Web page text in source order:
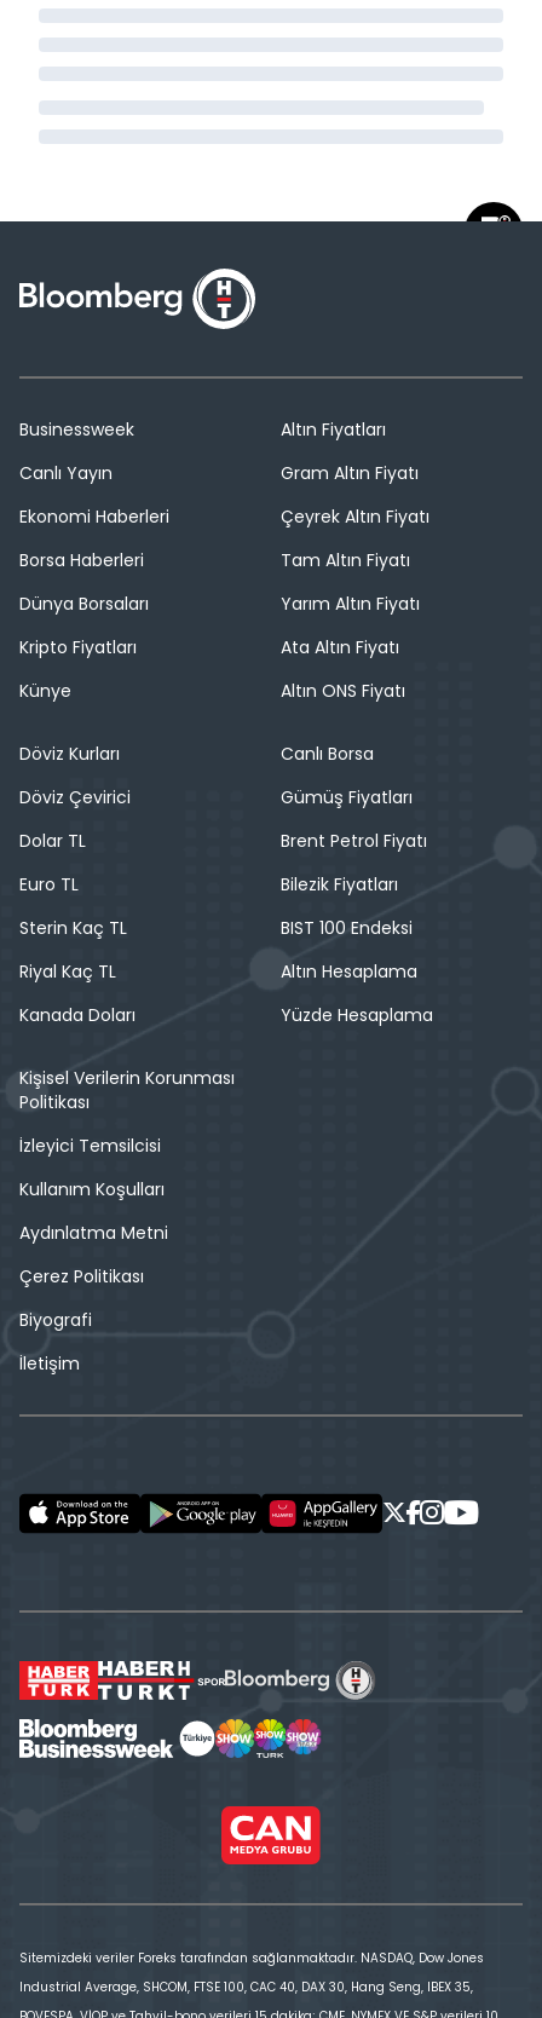
Businessweek
Canlı Yayın
Ekonomi Haberleri
Borsa Haberleri
Dünya Borsaları
Kripto Fiyatları
Künye
Altın Fiyatları
Gram Altın Fiyatı
Çeyrek Altın Fiyatı
Tam Altın Fiyatı
Yarım Altın Fiyatı
Ata Altın Fiyatı
Altın ONS Fiyatı
Döviz Kurları
Döviz Çevirici
Dolar TL
Euro TL
Sterin Kaç TL
Riyal Kaç TL
Kanada Doları
Canlı Borsa
Gümüş Fiyatları
Brent Petrol Fiyatı
Bilezik Fiyatları
BIST 100 Endeksi
Altın Hesaplama
Yüzde Hesaplama
Kişisel Verilerin Korunması
Politikası
İzleyici Temsilcisi
Kullanım Koşulları
Aydınlatma Metni
Çerez Politikası
Biyografi
İletişim
Sitemizdeki veriler Foreks tarafından sağlanmaktadır. NASDAQ, Dow Jones
Industrial Average, SHCOM, FTSE 100, CAC 40, DAX 30, Hang Seng, IBEX 35,